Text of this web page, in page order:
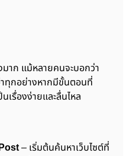
มาก แม้หลายคนจะบอกว่า
าทุกอย่างหากมีขั้นตอนที่
เรื่องง่ายและลื่นไหล
– เริ่มต้นค้นหาเว็บไซต์ที่